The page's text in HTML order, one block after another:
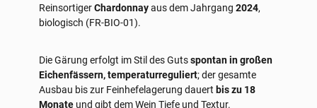
ReinsortigerChardonnayaus dem Jahrgang 2024,
biologisch (FR-BIO-01).
Die Gärung erfolgt im Stil des Gutsspontan in großen
Eichenfässern, temperaturreguliert; der gesamte
Ausbau bis zur Feinhefelagerung dauert bis zu 18
Monate und gibt dem Wein Tiefe und Textur.